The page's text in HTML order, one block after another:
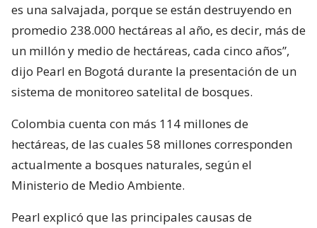
es una salvajada, porque se están destruyendo en
promedio 238.000 hectáreas al año, es decir, más de
un millón y medio de hectáreas, cada cinco años”,
dijo Pearl en Bogotá durante la presentación de un
sistema de monitoreo satelital de bosques.
Colombia cuenta con más 114 millones de
hectáreas, de las cuales 58 millones corresponden
actualmente a bosques naturales, según el
Ministerio de Medio Ambiente.
Pearl explicó que las principales causas de